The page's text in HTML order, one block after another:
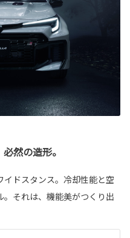
然の造形。
ドスタンス。冷却性能と空
それは、機能美がつくり出